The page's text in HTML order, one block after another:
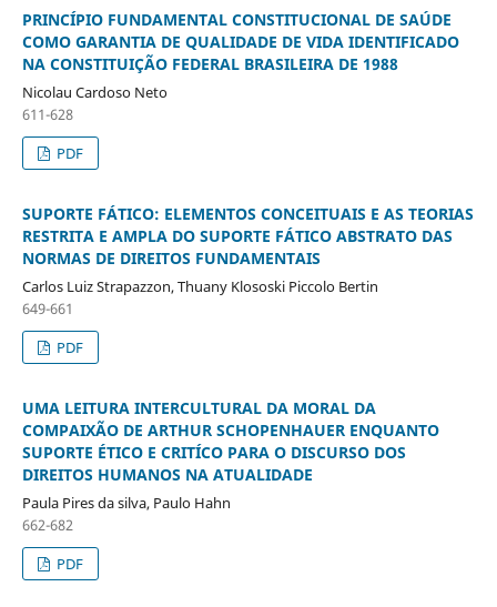
PRINCÍPIO FUNDAMENTAL CONSTITUCIONAL DE SAÚDE
COMO GARANTIA DE QUALIDADE DE VIDA IDENTIFICADO
NA CONSTITUIÇÃO FEDERAL BRASILEIRA DE 1988
Nicolau Cardoso Neto
611-628
PDF
SUPORTE FÁTICO: ELEMENTOS CONCEITUAIS E AS TEORIAS
RESTRITA E AMPLA DO SUPORTE FÁTICO ABSTRATO DAS
NORMAS DE DIREITOS FUNDAMENTAIS
Carlos Luiz Strapazzon, Thuany Klososki Piccolo Bertin
649-661
PDF
UMA LEITURA INTERCULTURAL DA MORAL DA
COMPAIXÃO DE ARTHUR SCHOPENHAUER ENQUANTO
SUPORTE ÉTICO E CRITÍCO PARA O DISCURSO DOS
DIREITOS HUMANOS NA ATUALIDADE
Paula Pires da silva, Paulo Hahn
662-682
PDF